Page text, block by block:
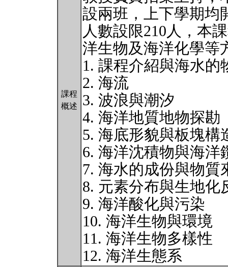
課程
概述
設兩班，上下學期均
人數設限210人，本
洋生物及海洋化學等
1. 課程介紹與海水的
2. 海流
3. 波浪與潮汐
4. 海洋地質地物探勘
5. 海底形貌與板塊構
6. 海洋沈積物與海洋
7. 海水的成份與物質
8. 元素分布與生地化
9. 海洋酸化與污染
10. 海洋生物與環境
11. 海洋生物多樣性
12. 海洋生態系